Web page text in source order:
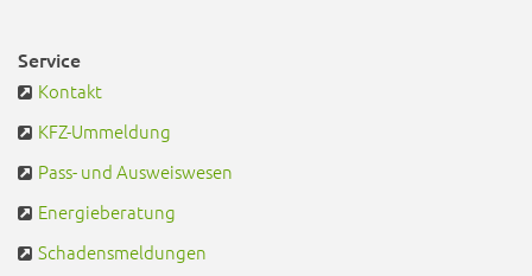
Service
Kontakt
KFZ-Ummeldung
Pass- und Ausweiswesen
Energieberatung
Schadensmeldungen